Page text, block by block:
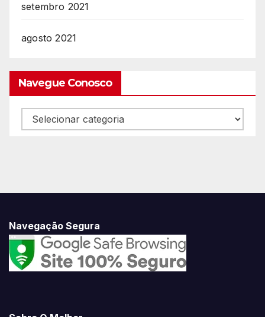
setembro 2021
agosto 2021
Navegue Conosco
Navegue
Conosco
Navegação Segura